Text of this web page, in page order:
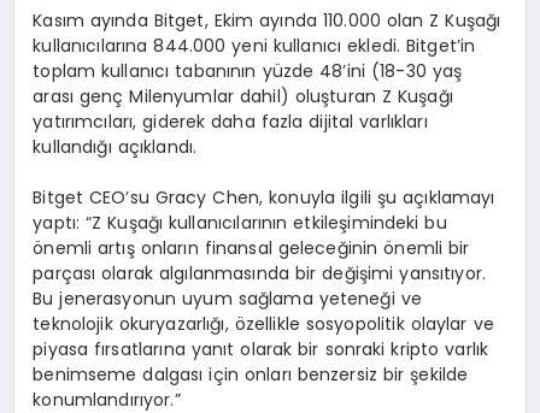
Kasım ayında Bitget, Ekim ayında 110.000 olan Z Kuşağı
kullanıcılarına 844.000 yeni kullanıcı ekledi. Bitget’in
toplam kullanıcı tabanının yüzde 48’ini (18-30 yaş
arası genç Milenyumlar dahil) oluşturan Z Kuşağı
yatırımcıları, giderek daha fazla dijital varlıkları
kullandığı açıklandı.
Bitget CEO’su Gracy Chen, konuyla ilgili şu açıklamayı
yaptı: “Z Kuşağı kullanıcılarının etkileşimindeki bu
önemli artış onların finansal geleceğinin önemli bir
parçası olarak algılanmasında bir değişimi yansıtıyor.
Bu jenerasyonun uyum sağlama yeteneği ve
teknolojik okuryazarlığı, özellikle sosyopolitik olaylar ve
piyasa fırsatlarına yanıt olarak bir sonraki kripto varlık
benimseme dalgası için onları benzersiz bir şekilde
konumlandırıyor.”